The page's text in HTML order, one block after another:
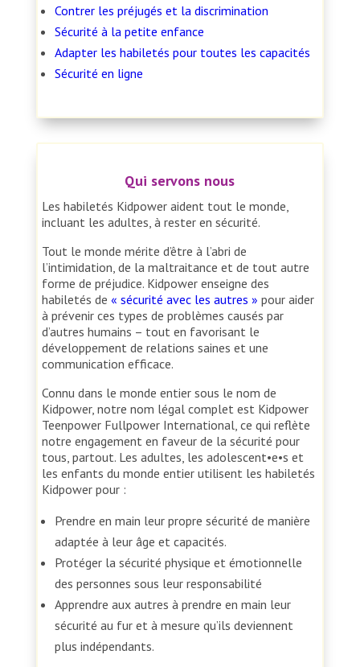
Contrer les préjugés et la discrimination
Sécurité à la petite enfance
Adapter les habiletés pour toutes les capacités
Sécurité en ligne
Qui servons nous
Les habiletés Kidpower aident tout le monde,
incluant les adultes, à rester en sécurité.
Tout le monde mérite d’être à l’abri de
l’intimidation, de la maltraitance et de tout autre
forme de préjudice. Kidpower enseigne des
habiletés de « sécurité avec les autres » pour aider
à prévenir ces types de problèmes causés par
d’autres humains – tout en favorisant le
développement de relations saines et une
communication efficace.
Connu dans le monde entier sous le nom de
Kidpower, notre nom légal complet est Kidpower
Teenpower Fullpower International, ce qui reflète
notre engagement en faveur de la sécurité pour
tous, partout. Les adultes, les adolescent•e•s et
les enfants du monde entier utilisent les habiletés
Kidpower pour :
Prendre en main leur propre sécurité de manière
adaptée à leur âge et capacités.
Protéger la sécurité physique et émotionnelle
des personnes sous leur responsabilité
Apprendre aux autres à prendre en main leur
sécurité au fur et à mesure qu’ils deviennent
plus indépendants.